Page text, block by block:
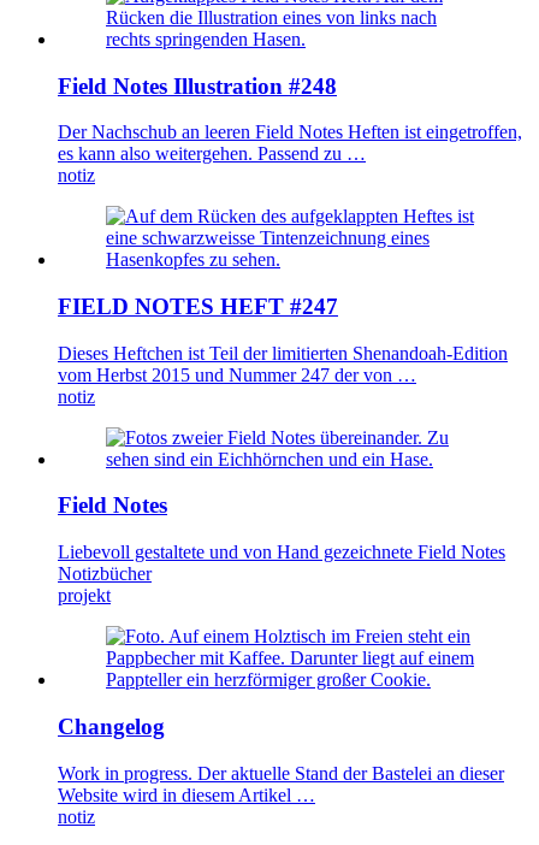
Field Notes Illustration #248
Der Nachschub an leeren Field Notes Heften ist eingetroffen,
es kann also weitergehen. Passend zu …
notiz
FIELD NOTES HEFT #247
Dieses Heftchen ist Teil der limitierten Shenandoah-Edition
vom Herbst 2015 und Nummer 247 der von …
notiz
Field Notes
Liebevoll gestaltete und von Hand gezeichnete Field Notes
Notizbücher
projekt
Changelog
Work in progress. Der aktuelle Stand der Bastelei an dieser
Website wird in diesem Artikel …
notiz